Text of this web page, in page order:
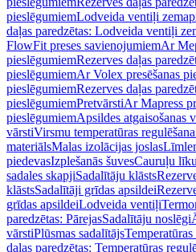
pieslēgumiemLodveida ventiļi
daļas paredzētas: Lodveida ventiļi
FlowFit preses savienojumiemAr
pieslēgumiemRezerves daļas
pieslēgumiemAr Volex presēšanas
pieslēgumiemRezerves daļas
pieslēgumiemPretvārstiAr Mapress
pieslēgumiemApsildes atgaisošanas
vārstiVirsmu temperatūras regulēšana
materiālsMalas izolācijas joslas
piedevasIzplešanās šuvesCauruļu
sadales skapjiSadalītāju klāsts
klāstsSadalītāji grīdas apsildei
grīdas apsildeiLodveida ventiļi
paredzētas: PārejasSadalītāju noslēgi
vārstiPlūsmas sadalītājs
daļas paredzētas: Temperatūras